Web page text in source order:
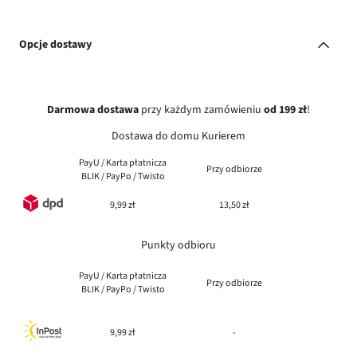
Opcje dostawy
Darmowa dostawa przy każdym zamówieniu od 199 zł!
Dostawa do domu Kurierem
PayU / Karta płatnicza
BLIK / PayPo / Twisto
Przy odbiorze
9,99 zł 13,50 zł
Punkty odbioru
PayU / Karta płatnicza
BLIK / PayPo / Twisto
Przy odbiorze
9,99 zł -